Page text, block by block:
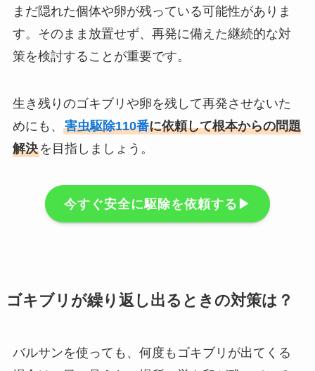
まだ隠れた個体や卵が残っている可能性がありま
す。そのまま放置せず、再発に備えた継続的な対
策を検討することが重要です。
生き残りのゴキブリや卵を残して再発させないた
めにも、 害虫駆除110番に依頼して根本からの問題
解決を目指しましょう。
今すぐ安全に駆除を依頼する▶︎
ゴキブリが繰り返し出るときの対策は？
バルサンを使っても、何度もゴキブリが出てくる